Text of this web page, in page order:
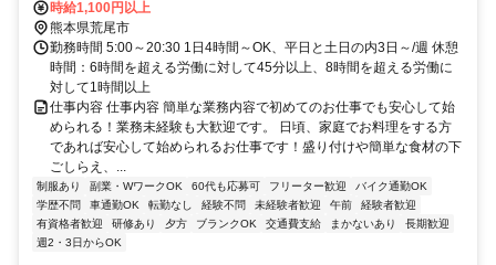
時給1,100円以上
熊本県荒尾市
勤務時間 5:00～20:30 1日4時間～OK、平日と土日の内3日～/週 休憩
時間：6時間を超える労働に対して45分以上、8時間を超える労働に
対して1時間以上
仕事内容 仕事内容 簡単な業務内容で初めてのお仕事でも安心して始
められる！業務未経験も大歓迎です。 日頃、家庭でお料理をする方
であれば安心して始められるお仕事です！盛り付けや簡単な食材の下
ごしらえ、...
制服あり 副業・WワークOK 60代も応募可 フリーター歓迎
バイク通勤OK
学歴不問
車通勤OK 転勤なし 経験不問 未経験者歓迎 午前
経験者歓迎
有資格者歓迎
研修あり 夕方 ブランクOK 交通費支給 まかないあり
長期歓迎
週2・3日からOK